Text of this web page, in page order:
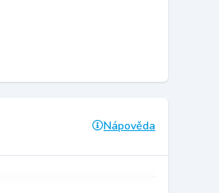
Nápověda